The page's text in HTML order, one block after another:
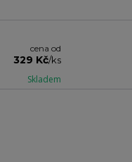
cena od
329 Kč/ks
Skladem